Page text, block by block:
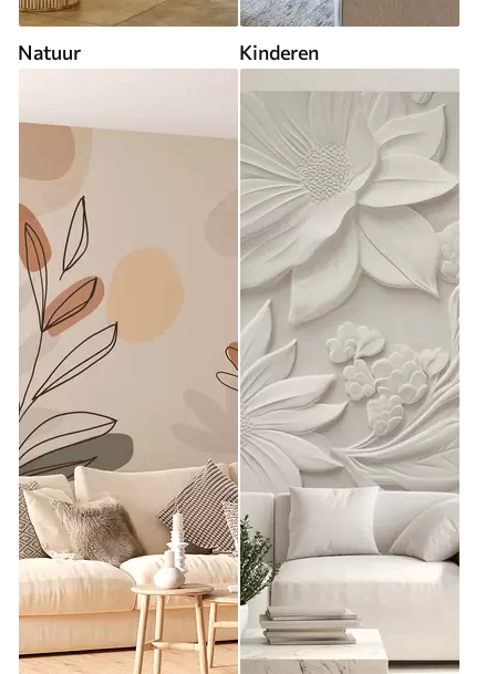
Natuur Kinderen